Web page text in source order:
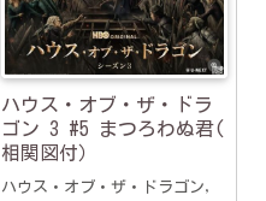
ハウス・オブ・ザ・ドラ
ゴン 3 #5 まつろわぬ君(
相関図付）
ハウス・オブ・ザ・ドラゴン,